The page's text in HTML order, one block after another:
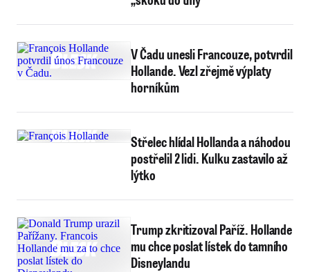
V Čadu unesli Francouze, potvrdil
Hollande. Vezl zřejmě výplaty
horníkům
Střelec hlídal Hollanda a náhodou
postřelil 2 lidi. Kulku zastavilo až
lýtko
Trump zkritizoval Paříž. Hollande
mu chce poslat lístek do tamního
Disneylandu